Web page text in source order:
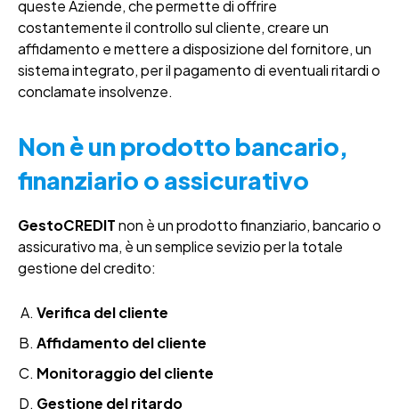
queste Aziende, che permette di offrire
costantemente il controllo sul cliente, creare un
affidamento e mettere a disposizione del fornitore, un
sistema integrato, per il pagamento di eventuali ritardi o
conclamate insolvenze.
Non è un prodotto bancario,
finanziario o assicurativo
GestoCREDITnon è un prodotto finanziario, bancario o
assicurativo ma, è un semplice sevizio per la totale
gestione del credito:
Verifica del cliente
Affidamento del cliente
Monitoraggio del cliente
Gestione del ritardo